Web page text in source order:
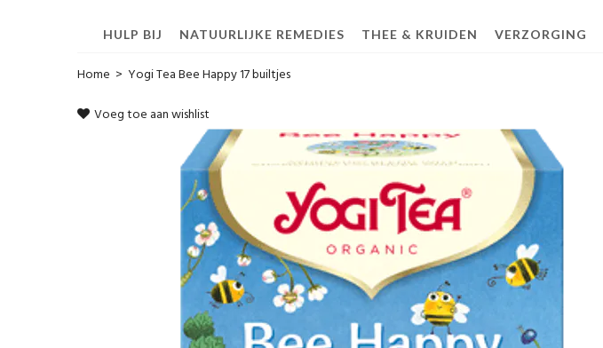
HULP BIJ NATUURLIJKE REMEDIES THEE & KRUIDEN VERZORGING
Home > Yogi Tea Bee Happy 17 builtjes
Voeg toe aan wishlist